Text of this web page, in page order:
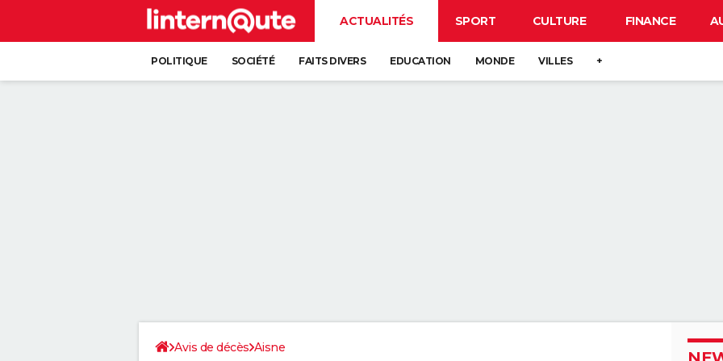
ACTUALITÉS SPORT CULTURE FINANCE
POLITIQUE SOCIÉTÉ FAITS DIVERS EDUCATION MONDE VILLES +
Avis de décès Aisne